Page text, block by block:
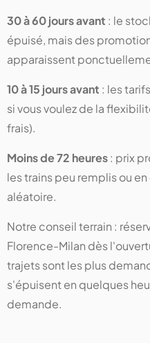
30 à 60 jours avant : le
épuisé, mais des
apparaissent
10 à 15 jours avant : les
si vous voulez de la
frais).
Moins de 72 heures: prix
les trains peu remplis ou
aléatoire.
Notre conseil terrain :
Florence-Milan dès
trajets sont les plus
s'épuisent en quelques
demande.